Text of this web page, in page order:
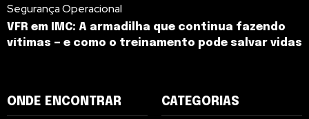
Segurança Operacional
VFR em IMC: A armadilha que continua fazendo
vítimas — e como o treinamento pode salvar vidas
ONDE ENCONTRAR CATEGORIAS